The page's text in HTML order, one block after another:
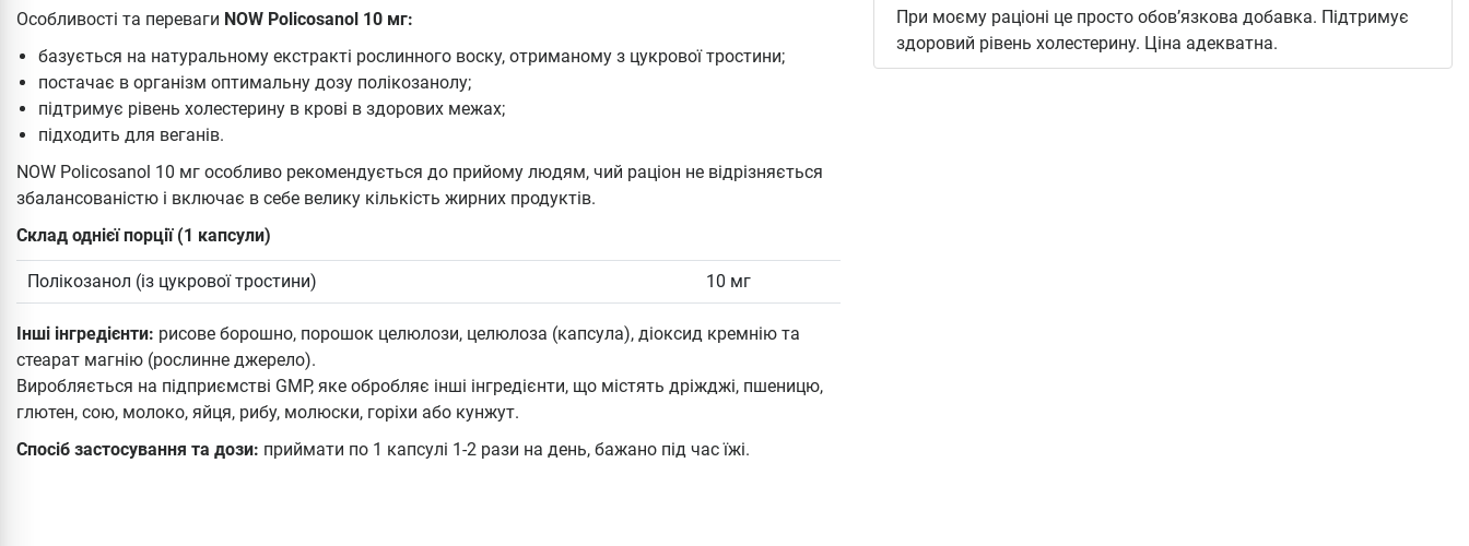
Особливості та переваги NOW Policosanol 10 мг:
базується на натуральному екстракті рослинного воску, отриманому з цукрової тростини;
постачає в організм оптимальну дозу полікозанолу;
підтримує рівень холестерину в крові в здорових межах;
підходить для веганів.
NOW Policosanol 10 мг особливо рекомендується до прийому людям, чий раціон не відрізняється
збалансованістю і включає в себе велику кількість жирних продуктів.
Склад однієї порції (1 капсули)
Полікозанол (із цукрової тростини) 10 мг
Інші інгредієнти: рисове борошно, порошок целюлози, целюлоза (капсула), діоксид кремнію та
стеарат магнію (рослинне джерело).
Виробляється на підприємстві GMP, яке обробляє інші інгредієнти, що містять дріжджі, пшеницю,
глютен, сою, молоко, яйця, рибу, молюски, горіхи або кунжут.
Спосіб застосування та дози: приймати по 1 капсулі 1-2 рази на день, бажано під час їжі.
При моєму раціоні це просто обов’язкова добавка. Підтримує
здоровий рівень холестерину. Ціна адекватна.